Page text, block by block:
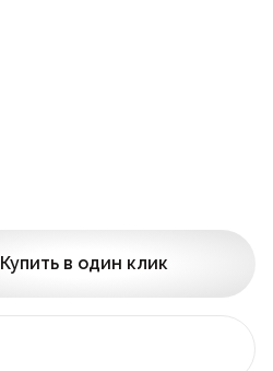
Купить в один клик